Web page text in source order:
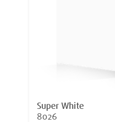
Super White
8026